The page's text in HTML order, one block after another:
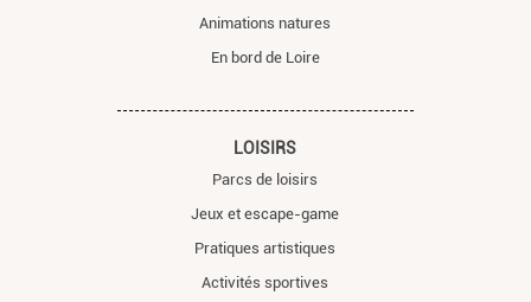
Animations natures
En bord de Loire
LOISIRS
Parcs de loisirs
Jeux et escape-game
Pratiques artistiques
Activités sportives